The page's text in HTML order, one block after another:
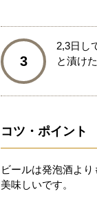
3
2,3日し
と漬け
コツ・ポイント
ビールは発泡酒よ
美味しいです。